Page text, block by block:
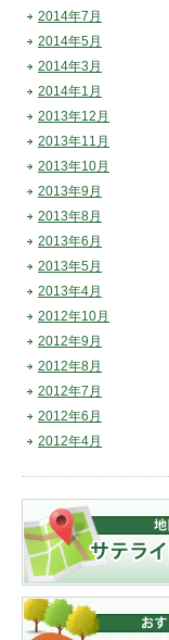
2014年7月
2014年5月
2014年3月
2014年1月
2013年12月
2013年11月
2013年10月
2013年9月
2013年8月
2013年6月
2013年5月
2013年4月
2012年10月
2012年9月
2012年8月
2012年7月
2012年6月
2012年4月